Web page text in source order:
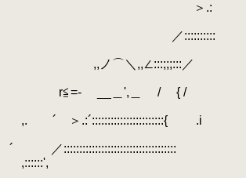
.:
::::::::::
,,∠:::;;;:::／
__＿',＿ / { /
.i